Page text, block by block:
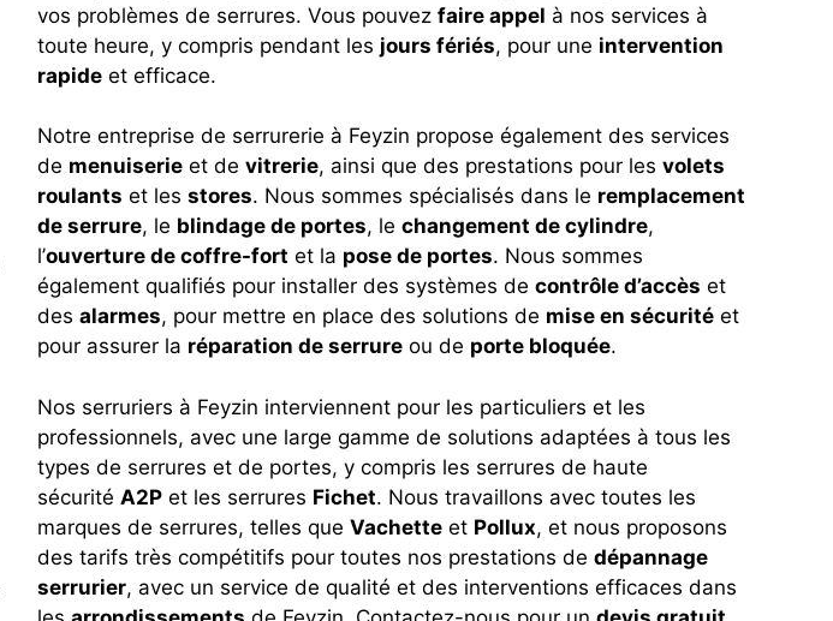
vos problèmes de serrures. Vous pouvez faire appel à nos services à
toute heure, y compris pendant les jours fériés, pour une intervention
rapide et efficace.
Notre entreprise de serrurerie à Feyzin propose également des services
de menuiserie et de vitrerie, ainsi que des prestations pour les volets
roulants et les stores. Nous sommes spécialisés dans le remplacement
de serrure, le blindage de portes, le changement de cylindre,
l’ouverture de coffre-fort et la pose de portes. Nous sommes
également qualifiés pour installer des systèmes de contrôle d’accès et
des alarmes, pour mettre en place des solutions de mise en sécurité et
pour assurer la réparation de serrure ou de porte bloquée.
Nos serruriers à Feyzin interviennent pour les particuliers et les
professionnels, avec une large gamme de solutions adaptées à tous les
types de serrures et de portes, y compris les serrures de haute
sécurité A2P et les serrures Fichet. Nous travaillons avec toutes les
marques de serrures, telles que Vachette et Pollux, et nous proposons
des tarifs très compétitifs pour toutes nos prestations de dépannage
serrurier, avec un service de qualité et des interventions efficaces dans